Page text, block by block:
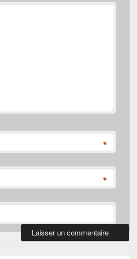
*
*